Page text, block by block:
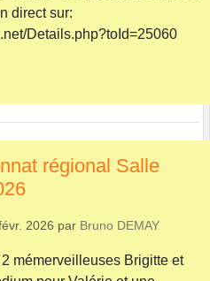
direct sur:
Details.php?toId=25060
régional Salle
2026 par Bruno DEMAY
mémerveilleuses Brigitte et